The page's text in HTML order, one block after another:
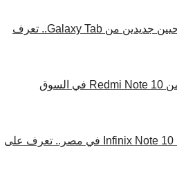
سامسونج تعلن عن جهازين لوحيين جديدين من Galaxy Tab.. تعرف
شاومي تطلق هاتفين جديدين من Redmi Note 10 في السوق
إنفينيكس تطلق رسميا سلسلة Infinix Note 10 في مصر.. تعرف على